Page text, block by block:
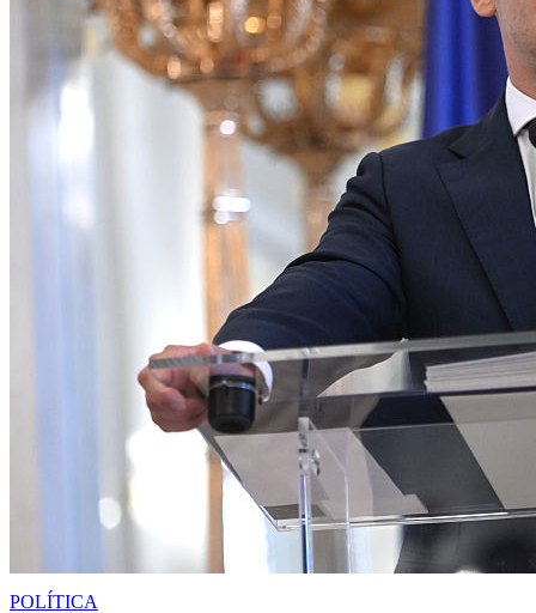
POLÍTICA